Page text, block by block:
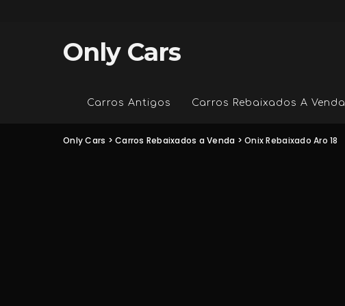
Only Cars
Carros Antigos Carros Rebaixados A Venda
Only Cars >Carros Rebaixados a Venda >Onix Rebaixado Aro 18